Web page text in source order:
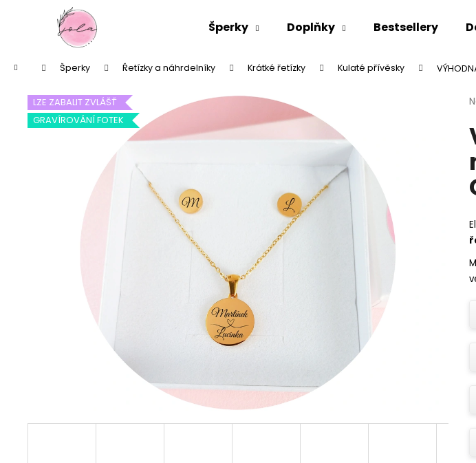
Šperky Doplňky Bestsellery
Domů Šperky Řetízky a náhrdelníky Krátké řetízky Kulaté přívěsky
je
5
LZE ZABALIT ZVLÁŠŤ
GRAVÍROVÁNÍ FOTEK
Zpět
obchodu
Zpět
obchodu
Co potřebujete
Doporučujeme
LŽIČKA S GRAVÍROVÁNÍM - ZLATÁ
OCELOVÝ ŘETÍZEK TLAPKA S
GRAVÍROVÁNÍM JMÉNA PEJSKA